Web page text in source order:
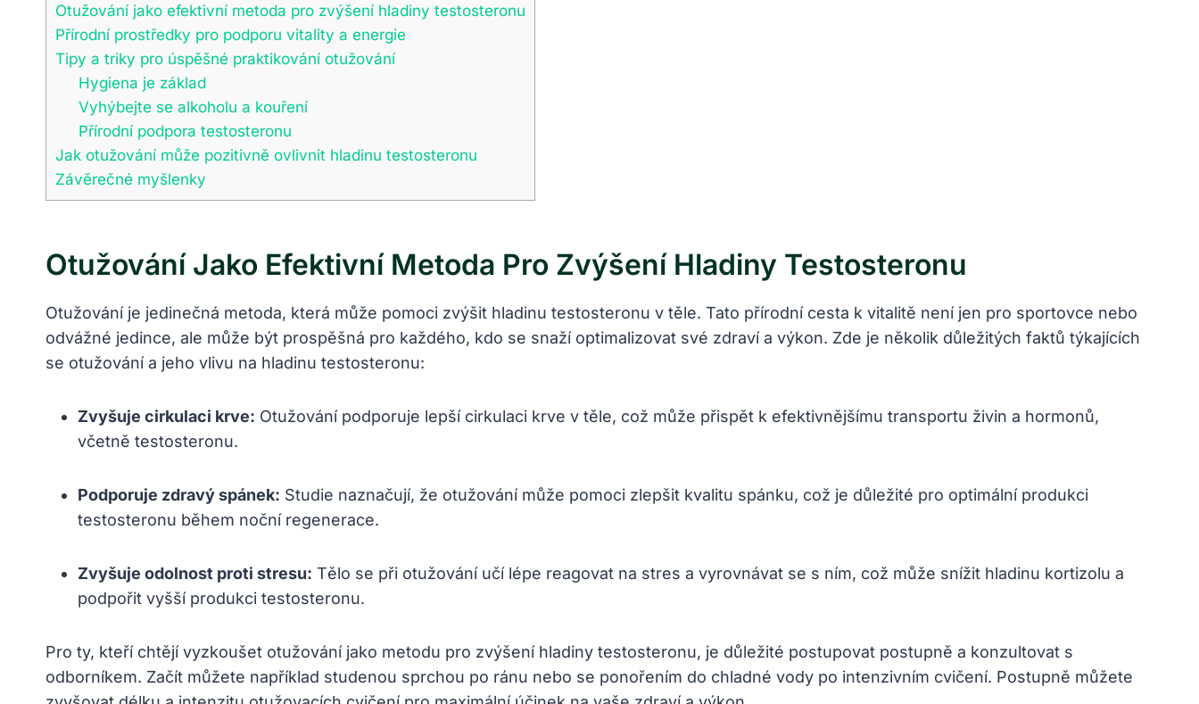
Otužování jako efektivní metoda pro zvýšení hladiny testosteronu
Přírodní ‌prostředky pro podporu vitality a ‌energie
Tipy a triky pro úspěšné praktikování otužování
Hygiena je základ
Vyhýbejte se alkoholu a kouření
Přírodní podpora ⁢testosteronu
Jak otužování může pozitivně ovlivnit hladinu testosteronu
Závěrečné myšlenky
Otužování Jako Efektivní Metoda Pro Zvýšení Hladiny Testosteronu
Otužování je jedinečná metoda, která​ může pomoci zvýšit hladinu testosteronu v těle. Tato přírodní cesta k vitalitě ⁢není jen pro sportovce nebo
odvážné jedince, ale může být ​prospěšná⁢ pro každého, kdo⁢ se ​snaží optimalizovat své zdraví ⁤a výkon. Zde je několik důležitých faktů týkajících
se otužování ‌a‍ jeho vlivu na hladinu testosteronu:
Zvyšuje​ cirkulaci krve: Otužování podporuje lepší cirkulaci krve v⁢ těle, což může přispět k efektivnějšímu transportu ​živin‍ a⁤ hormonů,
včetně ​testosteronu.
Podporuje zdravý⁤ spánek: ‌Studie naznačují, že⁤ otužování může pomoci⁤ zlepšit kvalitu spánku, což je důležité ⁣pro optimální produkci
testosteronu během noční regenerace.
Zvyšuje odolnost proti stresu: Tělo se při otužování učí lépe reagovat na stres a⁢ vyrovnávat se ⁣s ním, což může snížit hladinu kortizolu a
podpořit vyšší produkci testosteronu.
Pro ty, kteří chtějí vyzkoušet otužování jako metodu pro zvýšení hladiny‌ testosteronu, je důležité postupovat postupně a konzultovat s
odborníkem. Začít můžete například studenou sprchou po ránu nebo ⁣se ponořením do chladné vody po intenzivním cvičení. Postupně můžete